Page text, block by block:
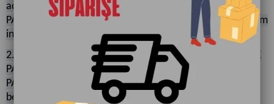
adresinde mukim KARIŞIK PARÇA. (Bundan böyle .KARIŞIK
PARÇA... olarak anılacaktır). b) www..KARIŞIK PARÇA...com
internet sitesine üye olan internet kullanıcısı ("Üye")
2. Sözleşmenin Konusu İşbu Sözleşme'nin konusu .KARIŞIK
PARÇA...'nın sahip olduğu internet sitesi www.KARIŞIK
PARÇA.....com 'dan üyenin faydalanma şartlarının
belirlenmesidir.